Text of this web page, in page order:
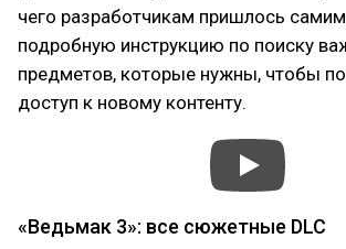
чего разработчикам пришлось
подробную инструкцию по поиску
предметов, которые нужны, чтобы
доступ к новому контенту.
«Ведьмак 3»: все сюжетные DLC